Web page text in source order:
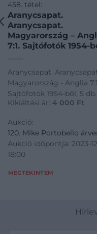
458. tétel:
Aranycsapat.
Aranycsapat.
Magyarország –
7:1. Sajtófotók 1954-
Aranycsapat. Aranycsapat.
Magyarország - Anglia 7:1.
Sajtófotók 1954-ből, 5 db.
Kikiáltási ár: 4 000 Ft
Aukció:
120. Mike Portobello
Aukció időpontja: 2023-
18:00
MEGTEKINTEM